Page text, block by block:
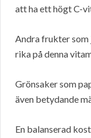
att ha ett högt C-
Andra frukter som
rika på denna
Grönsaker som
även betydande
En balanserad